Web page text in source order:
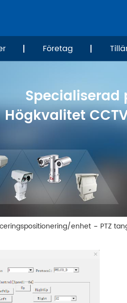
Företag
Specialiserad
Högkvalitet
enhet PTZ